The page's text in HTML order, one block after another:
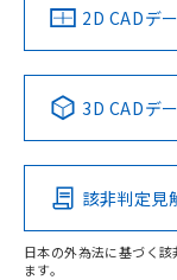
中国 RoHS 注
Pb
2D CADデ
3D CADデ
該非判定見
日本の外為法に基づく
ます。